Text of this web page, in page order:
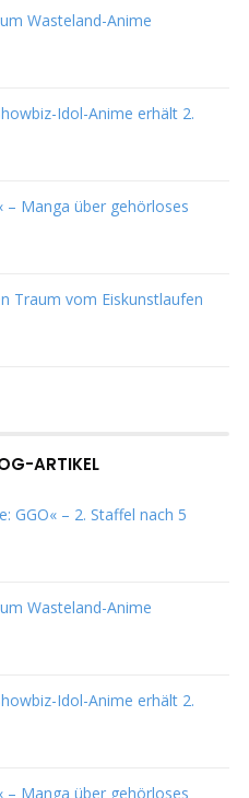
Wasteland-Anime
Idol-Anime erhält 2.
– Manga über gehörloses
Traum vom Eiskunstlaufen
ARTIKEL
GGO« – 2. Staffel nach 5
Wasteland-Anime
Idol-Anime erhält 2.
– Manga über gehörloses